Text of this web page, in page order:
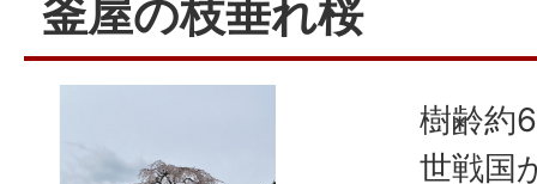
釜屋の枝垂れ桜
樹齢約
世戦国